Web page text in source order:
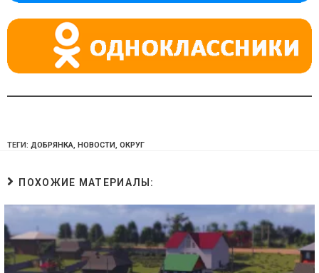
ni
ki
ТЕГИ: ДОБРЯНКА, НОВОСТИ, ОКРУГ
ПОХОЖИЕ МАТЕРИАЛЫ: